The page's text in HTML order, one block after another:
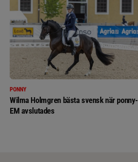
PONNY
Wilma Holmgren bästa svensk när ponny-
EM avslutades